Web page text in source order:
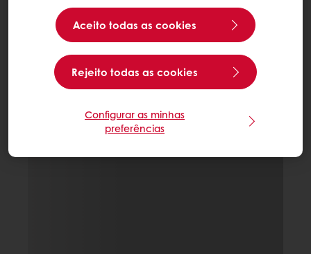
Aceito todas as cookies
Rejeito todas as cookies
Configurar as minhas
preferências